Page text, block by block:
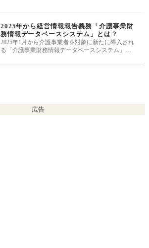
2025年から経営情報報告義務「介護事業財
務情報データベースシステム」とは？
2025年1月から介護事業者を対象に新たに導入され
る「介護事業財務情報データベースシステム」に
広告